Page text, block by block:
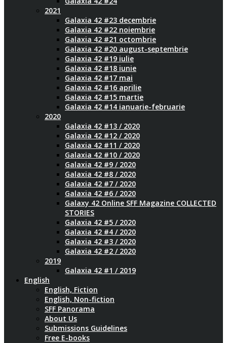
2021
Galaxia 42 #23 decembrie
Galaxia 42 #22 noiembrie
Galaxia 42 #21 octombrie
Galaxia 42 #20 august-septembrie
Galaxia 42 #19 iulie
Galaxia 42 #18 iunie
Galaxia 42 #17 mai
Galaxia 42 #16 aprilie
Galaxia 42 #15 martie
Galaxia 42 #14 ianuarie-februarie
2020
Galaxia 42 #13 / 2020
Galaxia 42 #12 / 2020
Galaxia 42 #11 / 2020
Galaxia 42 #10 / 2020
Galaxia 42 #9 / 2020
Galaxia 42 #8 / 2020
Galaxia 42 #7 / 2020
Galaxia 42 #6 / 2020
Galaxy 42 Online SFF Magazine COLLECTED
STORIES
Galaxia 42 #5 / 2020
Galaxia 42 #4 / 2020
Galaxia 42 #3 / 2020
Galaxia 42 #2 / 2020
2019
Galaxia 42 #1 / 2019
English
English, Fiction
English, Non-fiction
SFF Panorama
About Us
Submissions Guidelines
Free E-books